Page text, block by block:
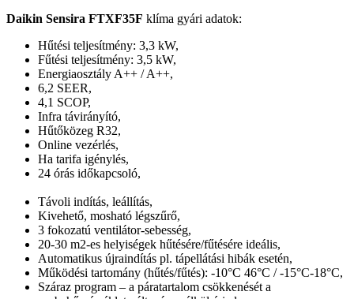
Daikin Sensira FTXF35F klíma gyári adatok:
Hűtési teljesítmény: 3,3 kW,
Fűtési teljesítmény: 3,5 kW,
Energiaosztály A++ / A++,
6,2 SEER,
4,1 SCOP,
Infra távirányító,
Hűtőközeg R32,
Online vezérlés,
Ha tarifa igénylés,
24 órás időkapcsoló,
Távoli indítás, leállítás,
Kivehető, mosható légszűrő,
3 fokozatú ventilátor-sebesség,
20-30 m2-es helyiségek hűtésére/fűtésére ideális,
Automatikus újraindítás pl. tápellátási hibák esetén,
Működési tartomány (hűtés/fűtés): -10°C 46°C / -15°C-18°C,
Száraz program – a páratartalom csökkenését a